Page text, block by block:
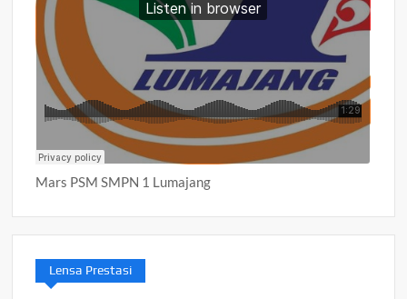
Mars PSM SMPN 1 Lumajang
Lensa Prestasi